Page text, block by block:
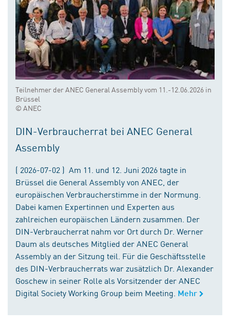
Teilnehmer der ANEC General Assembly vom 11.-12.06.2026 in
Brüssel
© ANEC
DIN-Verbraucherrat bei ANEC General
Assembly
( 2026-07-02 ) Am 11. und 12. Juni 2026 tagte in
Brüssel die General Assembly von ANEC, der
europäischen Verbraucherstimme in der Normung.
Dabei kamen Expertinnen und Experten aus
zahlreichen europäischen Ländern zusammen. Der
DIN-Verbraucherrat nahm vor Ort durch Dr. Werner
Daum als deutsches Mitglied der ANEC General
Assembly an der Sitzung teil. Für die Geschäftsstelle
des DIN-Verbraucherrats war zusätzlich Dr. Alexander
Goschew in seiner Rolle als Vorsitzender der ANEC
Digital Society Working Group beim Meeting. Mehr